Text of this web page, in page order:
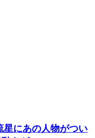
星にあの人物がつい